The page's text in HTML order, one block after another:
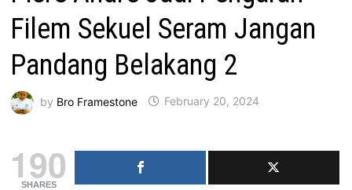
Filem Sekuel Seram Jangan
Pandang Belakang 2
by Bro Framestone February 20, 2024
190
SHARES